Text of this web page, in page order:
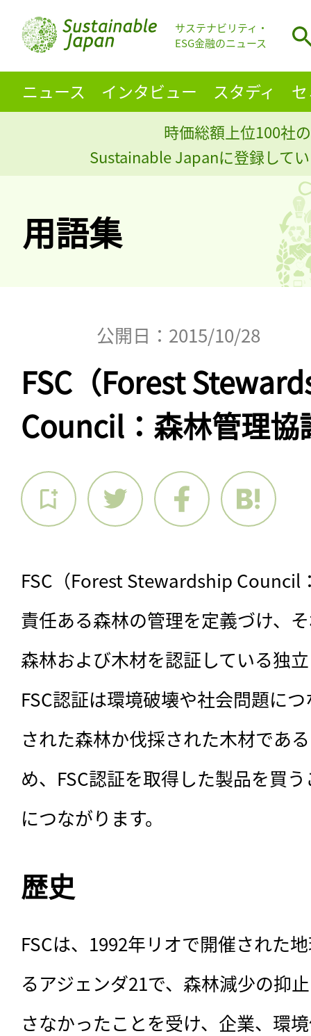
サステナビリティ・
ESG金融のニュース
ニュース インタビュー スタディ
時価総額上位100社
Sustainable Japanに登録して
用語集
公開日：2015/10/28
FSC（Forest
Council：森林管理協
FSC（Forest Stewardship Council
責任ある森林の管理を定義づけ、
森林および木材を認証している独
FSC認証は環境破壊や社会問題に
された森林か伐採された木材であ
め、FSC認証を取得した製品を買
につながります。
歴史
FSCは、1992年リオで開催された
るアジェンダ21で、森林減少の抑
さなかったことを受け、企業、環